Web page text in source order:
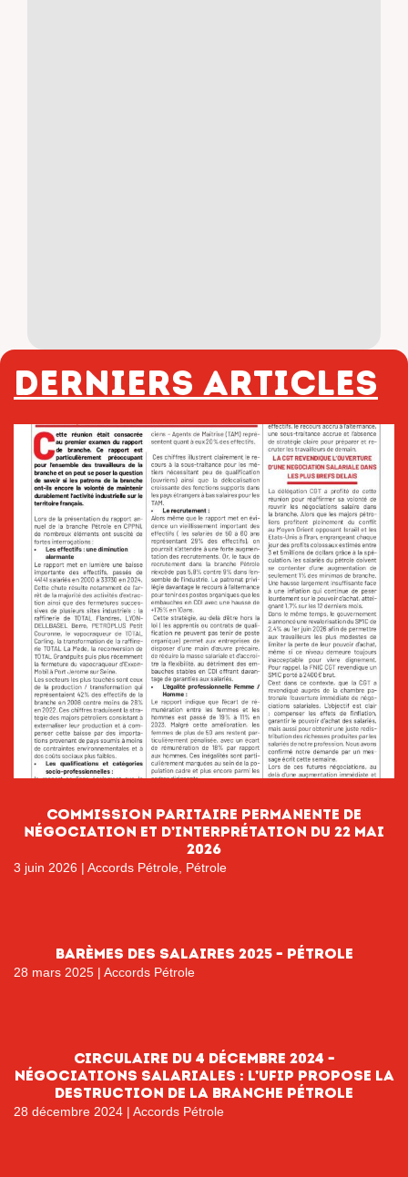
Derniers articles
Commission paritaire permanente de
négociation et d’interprétation du 22 mai
2026
3 juin 2026 | Accords Pétrole, Pétrole
Barèmes des salaires 2025 – Pétrole
28 mars 2025 | Accords Pétrole
Circulaire du 4 décembre 2024 –
Négociations salariales : l’UFIP propose la
destruction de la branche Pétrole
28 décembre 2024 | Accords Pétrole